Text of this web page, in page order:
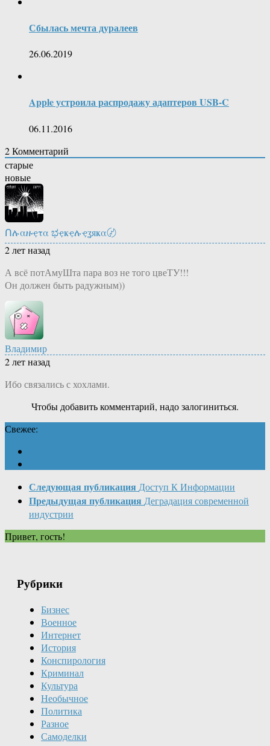
Сбылась мечта дуралеев
26.06.2019
Apple устроила распродажу адаптеров USB-C
06.11.2016
2Комментарий
старые
новые
Ոሉαዙҿτα ಭҿҝҿሉҿʓяҝα〄
2 лет назад
А всё потАмуШта пара воз не того цвеТУ!!!
Он должен быть радужным))
Владимир
2 лет назад
Ибо связались с хохлами.
Чтобы добавить комментарий, надо залогиниться.
Свежее:
Следующая публикация Доступ К Информации
Предыдущая публикация Деградация современной
индустрии
Привет, гость!
Рубрики
Бизнес
Военное
Интернет
История
Конспирология
Криминал
Культура
Необычное
Политика
Разное
Самоделки